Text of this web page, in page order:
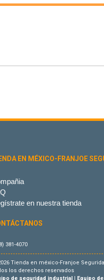
EN MÉXICO-FRANJOE
en nuestra tienda
381-4070
Tienda en méxico-Franjoe
los derechos reservados
de seguridad industrial| Equipo